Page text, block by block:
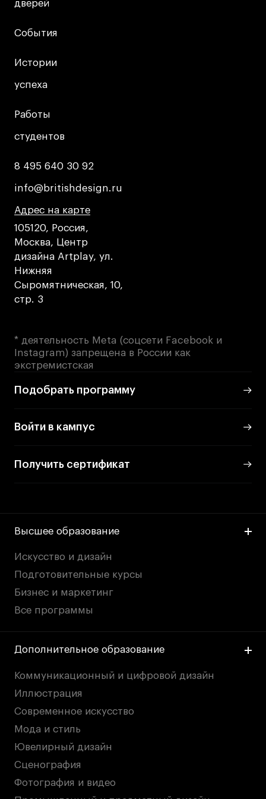
дверей
дверей
События
События
Истории
успеха
Истории
успеха
Работы
студентов
Работы
студентов
8 495 640 30 92
8 495 640 30 92
info@britishdesign.ru
info@britishdesign.ru
Адрес на карте
Адрес на карте
Адрес на карте
105120, Россия,
Москва, Центр
дизайна Artplay, ул.
Нижняя
Сыромятническая, 10,
стр. 3
* деятельность Meta (соцсети Facebook и
Instagram) запрещена в России как
экстремистская
Подобрать программу
Войти в кампус
Получить сертификат
Высшее образование
Искусство и дизайн
Подготовительные курсы
Бизнес и маркетинг
Все программы
Дополнительное образование
Коммуникационный и цифровой дизайн
Иллюстрация
Современное искусство
Мода и стиль
Ювелирный дизайн
Сценография
Фотография и видео